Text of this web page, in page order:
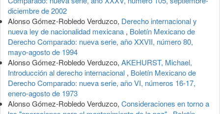
diciembre de 2002
Alonso Gómez-Robledo Verduzco, Derecho internacional y
nueva ley de nacionalidad mexicana , Boletín Mexicano de
Derecho Comparado: nueva serie, año XXVII, número 80,
mayo-agosto de 1994
Alonso Gómez-Robledo Verduzco, AKEHURST, Michael,
Introducción al derecho internacional , Boletín Mexicano de
Derecho Comparado: nueva serie, año VI, números 16-17,
enero-agosto de 1973
Alonso Gómez-Robledo Verduzco, Consideraciones en torno a